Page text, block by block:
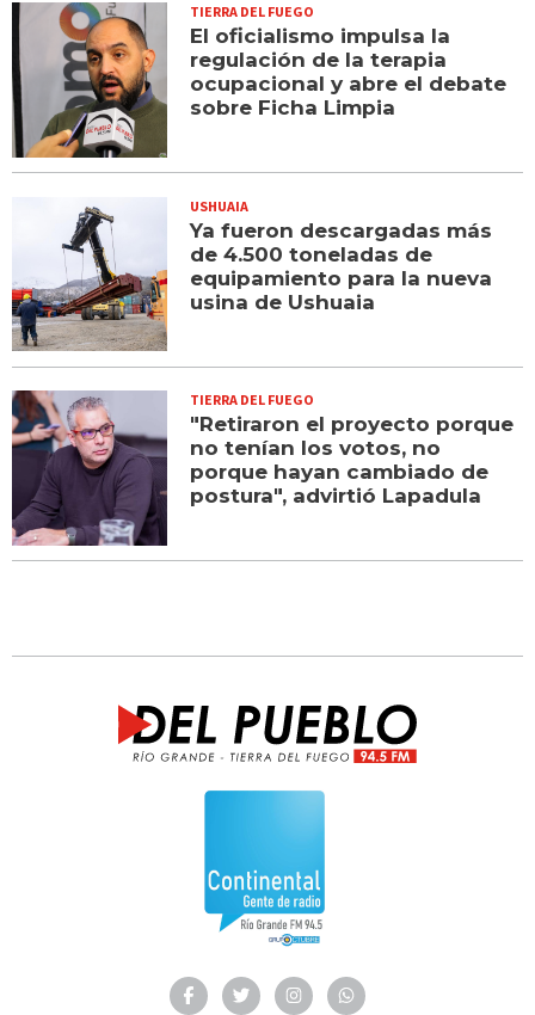
TIERRA DEL FUEGO
El oficialismo impulsa la
regulación de la terapia
ocupacional y abre el debate
sobre Ficha Limpia
USHUAIA
Ya fueron descargadas más
de 4.500 toneladas de
equipamiento para la nueva
usina de Ushuaia
TIERRA DEL FUEGO
"Retiraron el proyecto porque
no tenían los votos, no
porque hayan cambiado de
postura", advirtió Lapadula